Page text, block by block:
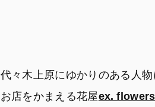
代々木上原にゆかりのある人
お店をかまえる花屋ex.